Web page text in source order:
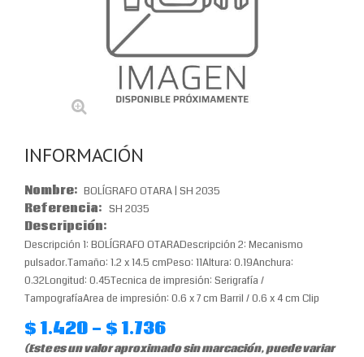
INFORMACIÓN
Nombre: BOLÍGRAFO OTARA | SH 2035
Referencia: SH 2035
Descripción:
Descripción 1: BOLÍGRAFO OTARADescripción 2: Mecanismo
pulsador.Tamaño: 1.2 x 14.5 cmPeso: 11Altura: 0.19Anchura:
0.32Longitud: 0.45Tecnica de impresión: Serigrafía /
TampografíaArea de impresión: 0.6 x 7 cm Barril / 0.6 x 4 cm Clip
$ 1.420 - $ 1.736
(Este es un valor aproximado sin marcación, puede variar